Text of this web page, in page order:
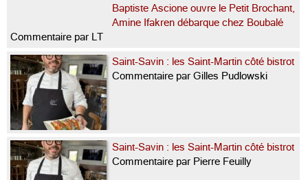
Baptiste Ascione ouvre le Petit Brochant,
Amine Ifakren débarque chez Boubalé
Commentaire par LT
Saint-Savin : les Saint-Martin côté bistrot
Commentaire par Gilles Pudlowski
Saint-Savin : les Saint-Martin côté bistrot
Commentaire par Pierre Feuilly